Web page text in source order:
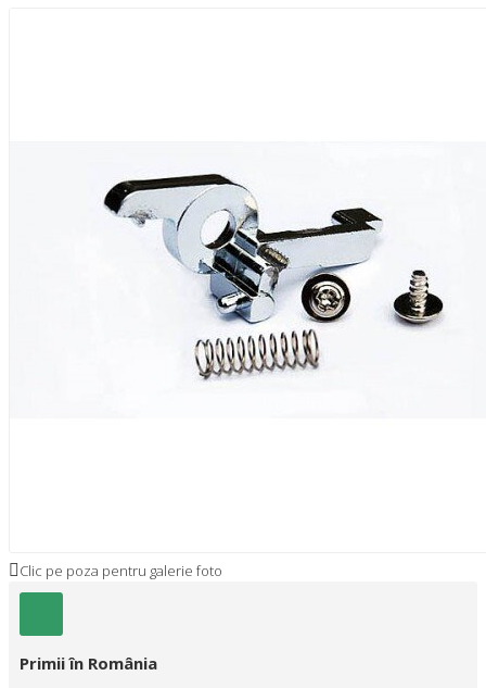
Clic pe poza pentru galerie foto
Primii în România